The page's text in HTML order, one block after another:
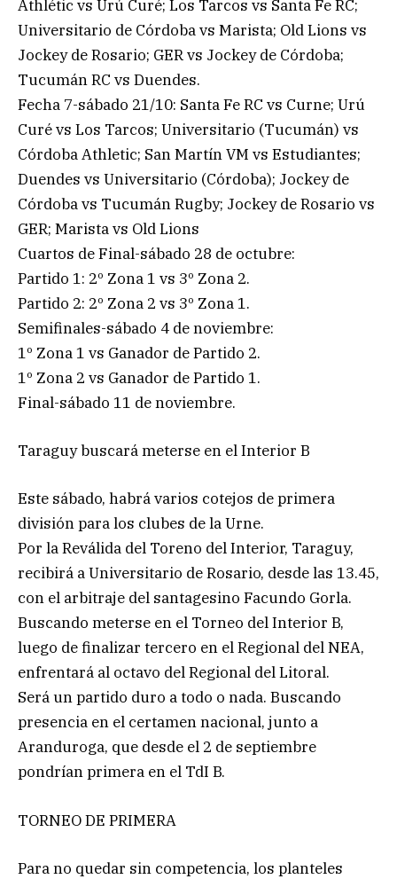
Athlétic vs Urú Curé; Los Tarcos vs Santa Fe RC;
Universitario de Córdoba vs Marista; Old Lions vs
Jockey de Rosario; GER vs Jockey de Córdoba;
Tucumán RC vs Duendes.
Fecha 7-sábado 21/10: Santa Fe RC vs Curne; Urú
Curé vs Los Tarcos; Universitario (Tucumán) vs
Córdoba Athletic; San Martín VM vs Estudiantes;
Duendes vs Universitario (Córdoba); Jockey de
Córdoba vs Tucumán Rugby; Jockey de Rosario vs
GER; Marista vs Old Lions
Cuartos de Final-sábado 28 de octubre:
Partido 1: 2º Zona 1 vs 3º Zona 2.
Partido 2: 2º Zona 2 vs 3º Zona 1.
Semifinales-sábado 4 de noviembre:
1º Zona 1 vs Ganador de Partido 2.
1º Zona 2 vs Ganador de Partido 1.
Final-sábado 11 de noviembre.
Taraguy buscará meterse en el Interior B
Este sábado, habrá varios cotejos de primera
división para los clubes de la Urne.
Por la Reválida del Toreno del Interior, Taraguy,
recibirá a Universitario de Rosario, desde las 13.45,
con el arbitraje del santagesino Facundo Gorla.
Buscando meterse en el Torneo del Interior B,
luego de finalizar tercero en el Regional del NEA,
enfrentará al octavo del Regional del Litoral.
Será un partido duro a todo o nada. Buscando
presencia en el certamen nacional, junto a
Aranduroga, que desde el 2 de septiembre
pondrían primera en el TdI B.
TORNEO DE PRIMERA
Para no quedar sin competencia, los planteles